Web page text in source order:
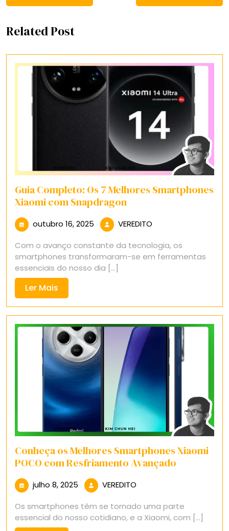
Related Post
Guia Completo: Os 7 Melhores Smartphones
Xiaomi com Snapdragon
outubro 16, 2025 outubro
2025
VEREDITO
Com o avanço constante da tecnologia, os
smartphones transformaram-se em ferramentas
essenciais do nosso dia [...]
Ler Mais
Mais
Conheça os Melhores Smartphones Xiaomi
POCO com Resfriamento Avançado
julho 8, 2025 julho
2025
VEREDITO
Os smartphones têm se tornado uma parte
essencial do nosso cotidiano, e a Xiaomi, com [...]